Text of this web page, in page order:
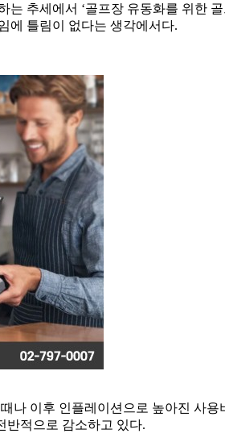
추세에서 ‘골프장 유동화를 위한
에 틀림이 없다는 생각에서다.
나 이후 인플레이션으로 높아진 사
반적으로 감소하고 있다.